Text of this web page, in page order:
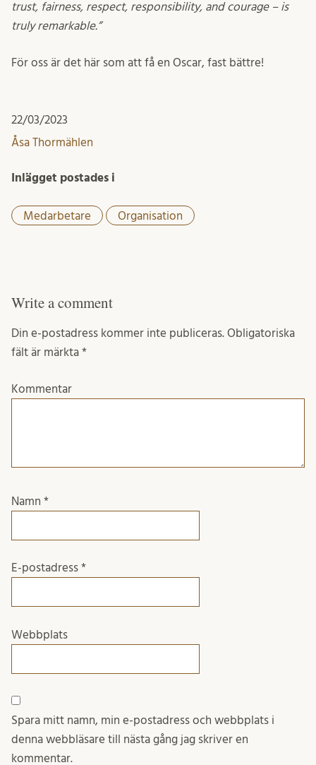
trust, fairness, respect, responsibility, and courage – is
truly remarkable.”
För oss är det här som att få en Oscar, fast bättre!
22/03/2023
Åsa Thormählen
Inlägget postades i
Medarbetare Organisation
Write a comment
Din e-postadress kommer inte publiceras. Obligatoriska
fält är märkta *
Kommentar
Namn *
E-postadress *
Webbplats
Spara mitt namn, min e-postadress och webbplats i
denna webbläsare till nästa gång jag skriver en
kommentar.